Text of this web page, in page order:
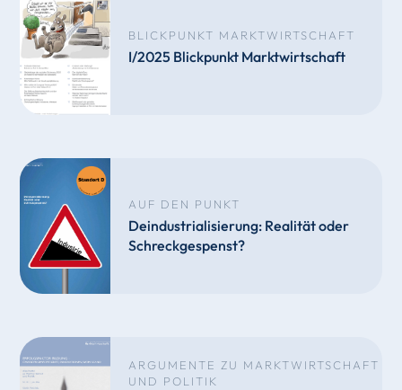
BLICKPUNKT MARKTWIRTSCHAFT
I/2025 Blickpunkt Marktwirtschaft
AUF DEN PUNKT
Deindustrialisierung: Realität oder
Schreckgespenst?
ARGUMENTE ZU MARKTWIRTSCHAFT
UND POLITIK